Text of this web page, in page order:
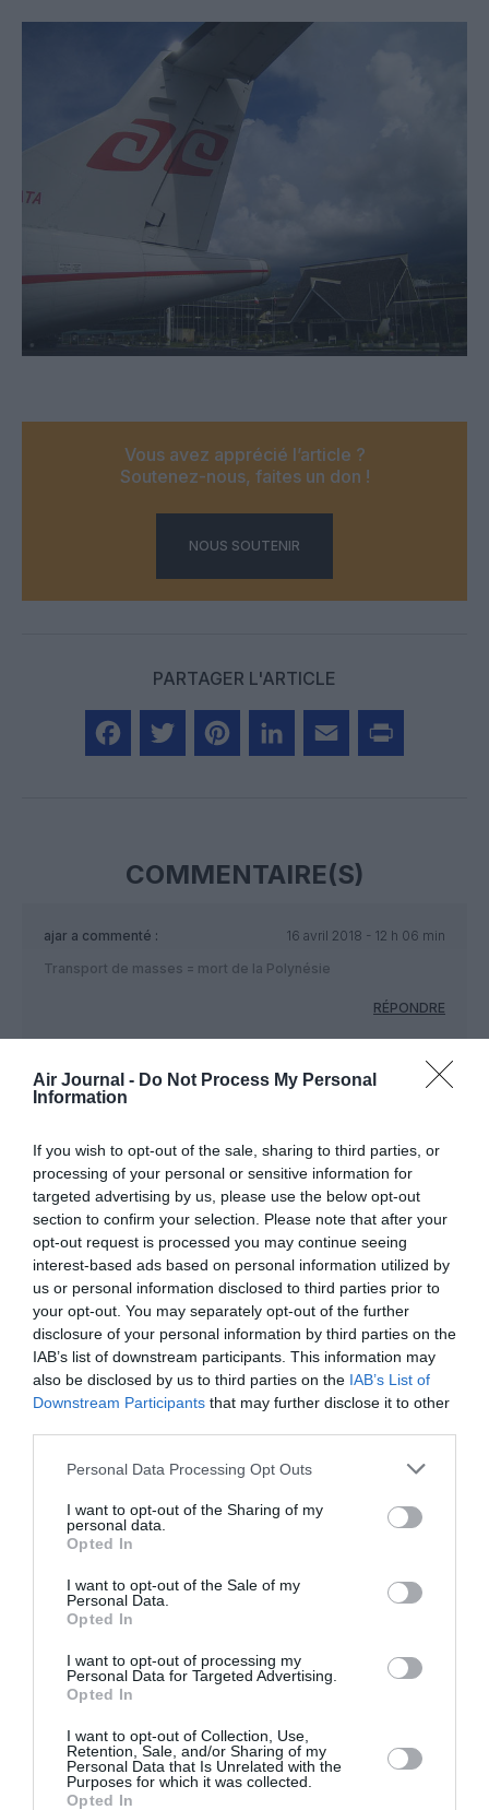
Air Journal - Do Not Process My Personal
Information
If you wish to opt-out of the sale, sharing to third parties, or
processing of your personal or sensitive information for
targeted advertising by us, please use the below opt-out
section to confirm your selection. Please note that after your
opt-out request is processed you may continue seeing
interest-based ads based on personal information utilized by
us or personal information disclosed to third parties prior to
your opt-out. You may separately opt-out of the further
disclosure of your personal information by third parties on the
IAB’s list of downstream participants. This information may
also be disclosed by us to third parties on the IAB’s List of
Downstream Participants that may further disclose it to other
Personal Data Processing Opt Outs
I want to opt-out of the Sharing of my
personal data.
Opted In
I want to opt-out of the Sale of my
Personal Data.
Opted In
I want to opt-out of processing my
Personal Data for Targeted Advertising.
Opted In
I want to opt-out of Collection, Use,
Retention, Sale, and/or Sharing of my
Personal Data that Is Unrelated with the
Purposes for which it was collected.
Opted In
Vous avez apprécié l’article ?
Soutenez-nous, faites un don !
NOUS SOUTENIR
PARTAGER L'ARTICLE
COMMENTAIRE(S)
ajar a commenté :
16 avril 2018 - 12 h 06 min
Transport de masses = mort de la Polynésie
RÉPONDRE
Backdoora commenté :
17 avril 2018 - 2 h 38
faut pas oublier que sur place les hôtels, les
pensions, les activités, la nourriture, les
déplacements sont extrêmement coûteux.
Alors ok billets pas chers mais sur place faut avoir
les moyens…
RÉPONDRE
LUVa commenté :
25 avril 2018 - 21 h 05 min
Le seul bémol, pas de clim dans cet aéroport…Je vous
agents de la PAF qui sont bien installés dans leur cocon
F-OALY
+1
Les brasseurs d’air rendent un côté plus folklorique!
Sans parler du fait de l’absence de jetbridges! (ou
passerelles, pour ceux qui préfèrent) Poser ses
pieds sur le tarmac un jour de pluie, embarquer